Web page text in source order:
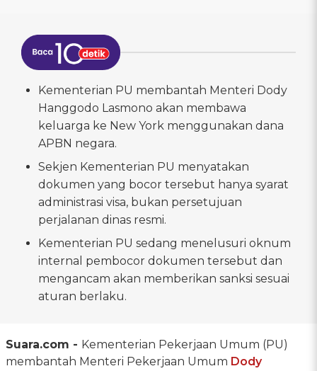
Kementerian PU membantah Menteri Dody
Hanggodo Lasmono akan membawa
keluarga ke New York menggunakan dana
APBN negara.
Sekjen Kementerian PU menyatakan
dokumen yang bocor tersebut hanya syarat
administrasi visa, bukan persetujuan
perjalanan dinas resmi.
Kementerian PU sedang menelusuri oknum
internal pembocor dokumen tersebut dan
mengancam akan memberikan sanksi sesuai
aturan berlaku.
Suara.com - Kementerian Pekerjaan Umum (PU)
membantah Menteri Pekerjaan Umum Dody